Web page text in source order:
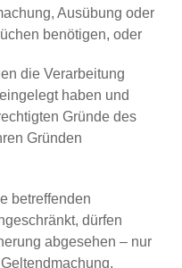
Ausübung oder
benötigen, oder
die Verarbeitung
haben und
Gründe des
Gründen
betreffenden
dürfen
abgesehen – nur